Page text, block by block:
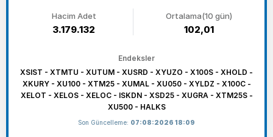
Hacim Adet
3.179.132
Ortalama(10 gün)
102,01
Endeksler
XSIST - XTMTU - XUTUM - XUSRD - XYUZO - X100S - XHOLD -
XKURY - XU100 - XTM25 - XUMAL - XU050 - XYLDZ - X100C -
XELOT - XELOS - XELOC - ISKDN - XSD25 - XUGRA - XTM25S -
XU500 - HALKS
Son Güncelleme: 07:08:2026 18:09